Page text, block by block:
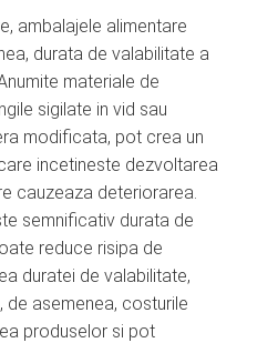
ambalajele alimentare
durata de valabilitate a
materiale de
sigilate in vid sau
modificata, pot crea un
incetineste dezvoltarea
cauzeaza deteriorarea.
semnificativ durata de
reduce risipa de
duratei de valabilitate,
asemenea, costurile
produselor si pot